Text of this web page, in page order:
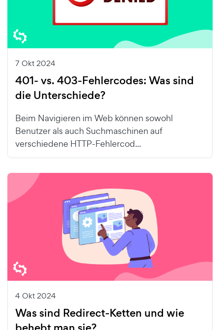
7 Okt 2024
401- vs. 403-Fehlercodes: Was sind
die Unterschiede?
Beim Navigieren im Web können sowohl
Benutzer als auch Suchmaschinen auf
verschiedene HTTP-Fehlercod...
4 Okt 2024
Was sind Redirect-Ketten und wie